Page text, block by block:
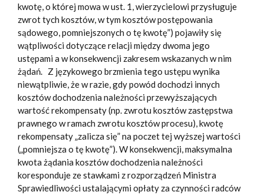
kwotę, o której mowa w ust. 1, wierzycielowi przysługuje
zwrot tych kosztów, w tym kosztów postępowania
sądowego, pomniejszonych o tę kwotę”) pojawiły się
wątpliwości dotyczące relacji między dwoma jego
ustępami a w konsekwencji zakresem wskazanych w nim
żądań. Z językowego brzmienia tego ustępu wynika
niewątpliwie, że w razie, gdy powód dochodzi innych
kosztów dochodzenia należności przewyższających
wartość rekompensaty (np. zwrotu kosztów zastępstwa
prawnego w ramach zwrotu kosztów procesu), kwotę
rekompensaty „zalicza się” na poczet tej wyższej wartości
(„pomniejsza o tę kwotę”). W konsekwencji, maksymalna
kwota żądania kosztów dochodzenia należności
koresponduje ze stawkami z rozporządzeń Ministra
Sprawiedliwości ustalającymi opłaty za czynności radców